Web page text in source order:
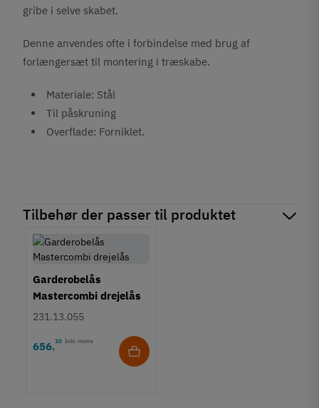
gribe i selve skabet.
Denne anvendes ofte i forbindelse med brug af
forlængersæt til montering i træskabe.
Materiale: Stål
Til påskruning
Overflade: Forniklet.
Tilbehør der passer til produktet
Garderobelås
Mastercombi drejelås
231.13.055
656,10 Inkl. moms